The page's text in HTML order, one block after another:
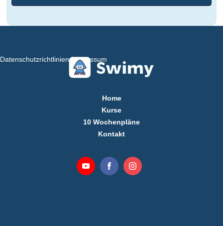
Datenschutzrichtlinien Impressum
Home
Kurse
10 Wochenpläne
Kontakt